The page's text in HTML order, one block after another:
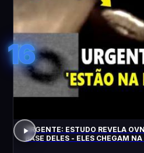
16
URGENTE: ESTUDO REVELA
BASE DELES - ELES CHEGAM